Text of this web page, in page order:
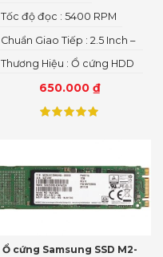
650.000 ₫
Thương Hiệu : Ổ cứng HDD
Chuẩn Giao Tiếp : 2.5 Inch –
Tốc độ đọc : 5400 RPM
Ổ cứng Samsung SSD M2-